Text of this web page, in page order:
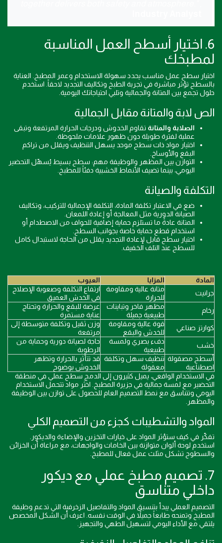
6. اختيار أسطح العمل المناسبة
لمطبخك
اختيار سطح عمل مناسب يحدد سهولة الاستخدام وعمر المطبخ. العناية
بالسطح تؤثر مباشرة في تجربة الطبخ وتكاليف التجديد لاحقاً. استخدم
حلول تجمع بين المتانة والجمالية وتلبي احتياجاتك اليومية.
الص لابة والمتانة مقابل الجمالية
الصلابة والمتانة تقاوم الخدوش ودرجات الحرارة المرتفعة وتبقى
عملية لفترة طويلة دون ظهور علامات ملحوظة.
اختيار مواد ذات سطح موحد يسهل التنظيف ويقلل من تراكم
البقع والأوساخ.
التوازن بين المظهر والوظيفة مهم: سطح بسيط يُسهّل التحضير
اليومي، بينما تضيف الأنماط الخشبية دفئاً للمطبخ.
التكلفة والصيانة
ضع في الاعتبار تكلفة المادة، التكلفة الإجمالية للتركيب، وتكاليف
الصيانة الدورية مثل المعالجة أو إعادة اللمعان.
المتانة عادةً ما تستلزم حماية إضافية للحواف من الاصطدام أو
استخدام قطع حماية خاصة بجوانب السطح.
اختيار سطح قابل لإعادة التجديد يقلل من الحاجة لاستبدال كامل
للسطح عند التلف الخفيف.
المادة المزايا
العيوب
جرانيت
متانة عالية ومقاومة
للحرارة
ارتفاع التكلفة وصعوبة الإصلاح
في الخدش العميق
رخام
مظهر فاخر وتباينات
طبيعية جميلة
عرضة للبقع والحرارة وتحتاج
عناية مستمرة
كوارتز صناعي
قوة عالية ومقاومة
للخدش والبقع
وزن ثقيل وتكلفة متوسطة إلى
مرتفعة
خشب
دفء بصري ولمسة
طبيعية
حاجة لصيانة دورية وحماية من
الرطوبة
أسطح مصقولة
اصطناعية
تنظيف سهل وتكلفة
معقولة
قد تتأثر بالحرارة وتظهر
الخدوش بوضوح
في الاستخدام الواقعي، يميل كثيرون إلى الدمج سطح عملي في منطقة
التحضير مع لمسة جمالية في جزيرة المطبخ. اختَر مواد تتحمل الاستخدام
اليومي وتتناسق مع نمط التصميم العام للحصول على توازن بين الوظيفة
والمظهر.
المواد والتشطيبات كجزء من التصميم الكلي
تفكّر في كيف ستؤثر المواد على خيارات التخزين والإضاءة والديكور.
استخدم لوحة ألوان متوازنة بين الخامات والواجهات، مع مراعاة أن الخزائن
والسطوح تشكل مثلث عمل فعال للمطبخ.
7. تصميم مطبخ عملي مع ديكور
داخلي متناسق
التصميم العملي يبدأ بتنسيق المواد والتفاصيل الزخرفية التي تدعم وظيفة
المطبخ وتمنحه طابعاً جميلاً في الوقت نفسه. اعرف أن الشكل المخصص
يلتقي مع الأداء اليومي لتسهيل الطهي والتجهيز.